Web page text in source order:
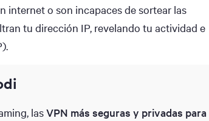
internet o son incapaces de sortear las
tu dirección IP, revelando tu actividad e
lasVPN más seguras y privadas para